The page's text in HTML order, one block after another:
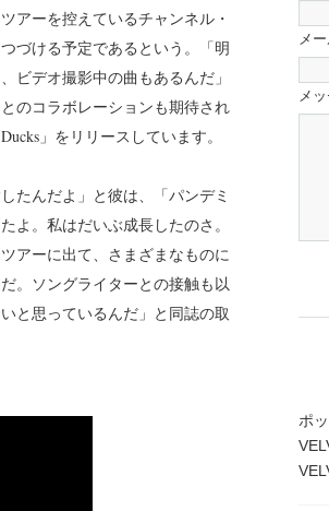
アーを控えているチャンネル・
づける予定であるという。「明
ビデオ撮影中の曲もあるんだ」
のコラボレーションも期待され
」をリリースしています。
たんだよ」と彼は、「パンデミ
よ。私はだいぶ成長したのさ。
アーに出て、さまざまなものに
。ソングライターとの接触も以
と思っているんだ」と同誌の取
メ
メ
ポ